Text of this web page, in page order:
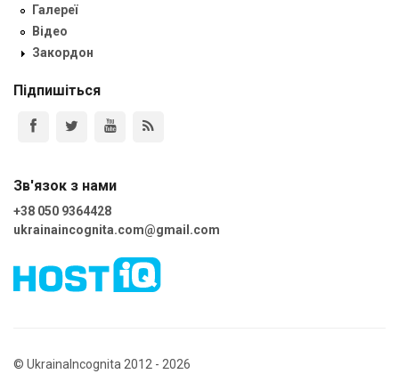
Галереї
Відео
Закордон
Підпишіться
Зв'язок з нами
+38 050 9364428
ukrainaincognita.com@gmail.com
© UkrainaIncognita 2012 - 2026